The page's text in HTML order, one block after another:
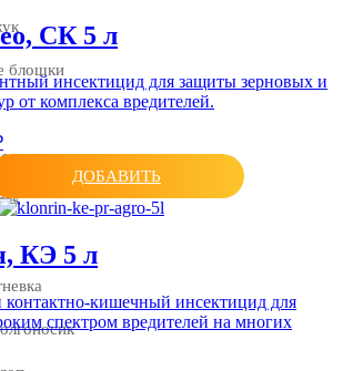
блошки
вредители
СК 5 л
инсектицид для защиты зерновых и
от комплекса вредителей.
ДОБАВИТЬ
КЭ 5 л
кишечный инсектицид для
спектром вредителей на многих